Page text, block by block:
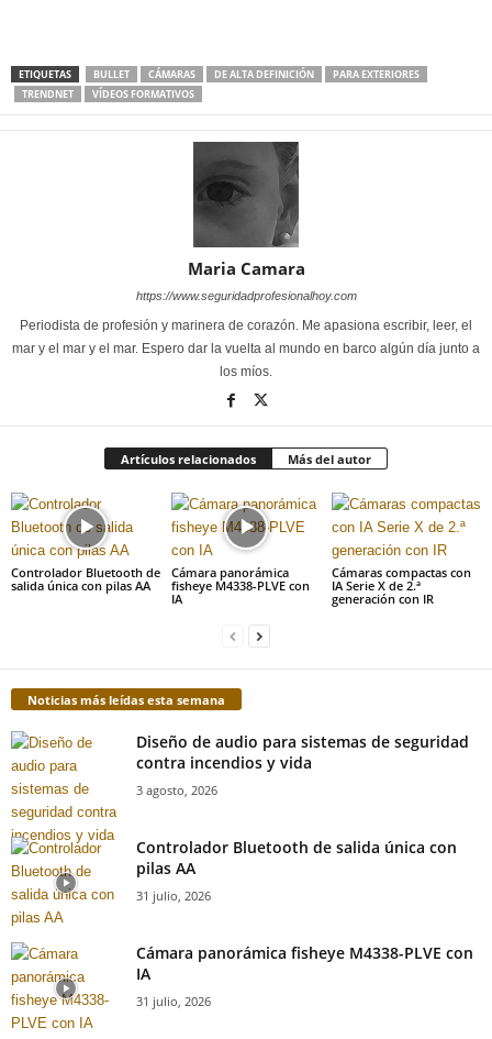
ETIQUETAS BULLET CÁMARAS DE ALTA DEFINICIÓN
PARA EXTERIORES
TRENDNET
VÍDEOS FORMATIVOS
Maria Camara
https://www.seguridadprofesionalhoy.com
Periodista de profesión y marinera de corazón. Me apasiona escribir, leer, el
mar y el mar y el mar. Espero dar la vuelta al mundo en barco algún día junto a
los míos.
Artículos relacionados Más del autor
Controlador Bluetooth de
salida única con pilas AA
Cámara panorámica
fisheye M4338-PLVE con
IA
Cámaras compactas con
IA Serie X de 2.ª
generación con IR
Noticias más leídas esta semana
Diseño de audio para sistemas de seguridad
contra incendios y vida
3 agosto, 2026
Controlador Bluetooth de salida única con
pilas AA
31 julio, 2026
Cámara panorámica fisheye M4338-PLVE con
IA
31 julio, 2026